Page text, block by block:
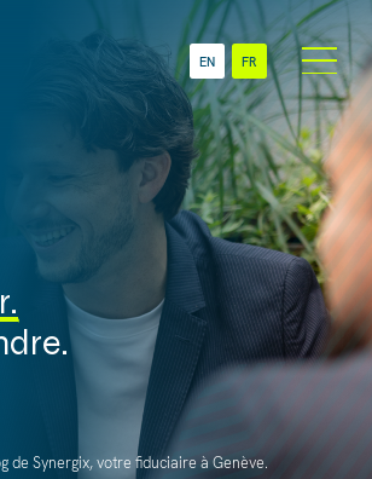
RH &
Secteurs
ONG
PME
Multinationales
Succursales & Filiales
Suisses
Newsroom
EN FR
de Synergix, votre fiduciaire à Genève.